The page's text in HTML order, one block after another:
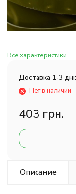
Все характеристики
Доставка 1-3 дні:
Нет в наличии
403 грн.
Описание